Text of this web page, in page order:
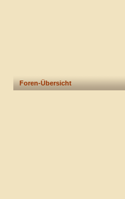
Foren-Übersicht